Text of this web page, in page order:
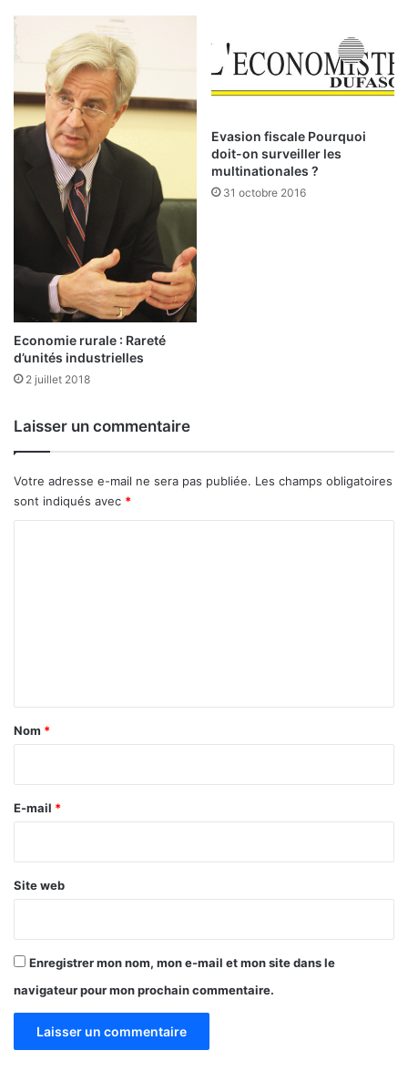
c
o
n
c
a
u
e
N
A
R
F
o
Economie rurale : Rareté
d’unités industrielles
2 juillet 2018
Evasion fiscale Pourquoi
doit-on surveiller les
multinationales ?
31 octobre 2016
Laisser un commentaire
Votre adresse e-mail ne sera pas publiée. Les champs obligatoires
sont indiqués avec *
a
e
Nom *
E-mail *
Site web
Enregistrer mon nom, mon e-mail et mon site dans le
navigateur pour mon prochain commentaire.